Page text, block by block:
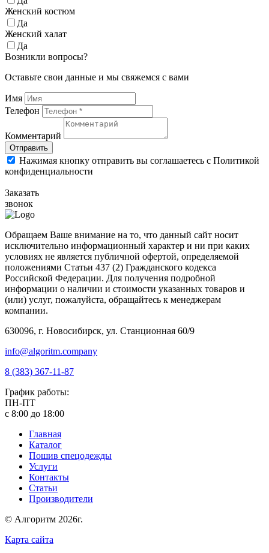
Женский костюм
Да
Женский халат
Да
Возникли вопросы?
Оставьте свои данные и мы свяжемся с вами
Имя
Телефон
Комментарий
Отправить
Нажимая кнопку отправить вы соглашаетесь с Политикой
конфиденциальности
Заказать
звонок
Обращаем Ваше внимание на то, что данный сайт носит
исключительно информационный характер и ни при каких
условиях не является публичной офертой, определяемой
положениями Статьи 437 (2) Гражданского кодекса
Российской Федерации. Для получения подробной
информации о наличии и стоимости указанных товаров и
(или) услуг, пожалуйста, обращайтесь к менеджерам
компании.
630096, г. Новосибирск, ул. Станционная 60/9
info@algoritm.company
8 (383) 367-11-87
График работы:
ПН-ПТ
с 8:00 до 18:00
Главная
Каталог
Пошив спецодежды
Услуги
Контакты
Статьи
Производители
© Алгоритм 2026г.
Карта сайта